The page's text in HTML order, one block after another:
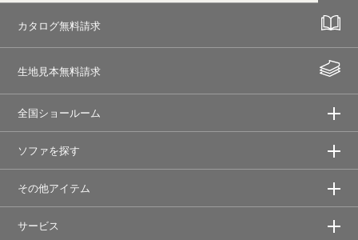
カタログ無料請求
生地見本無料請求
全国ショールーム
ソファを探す
その他アイテム
サービス